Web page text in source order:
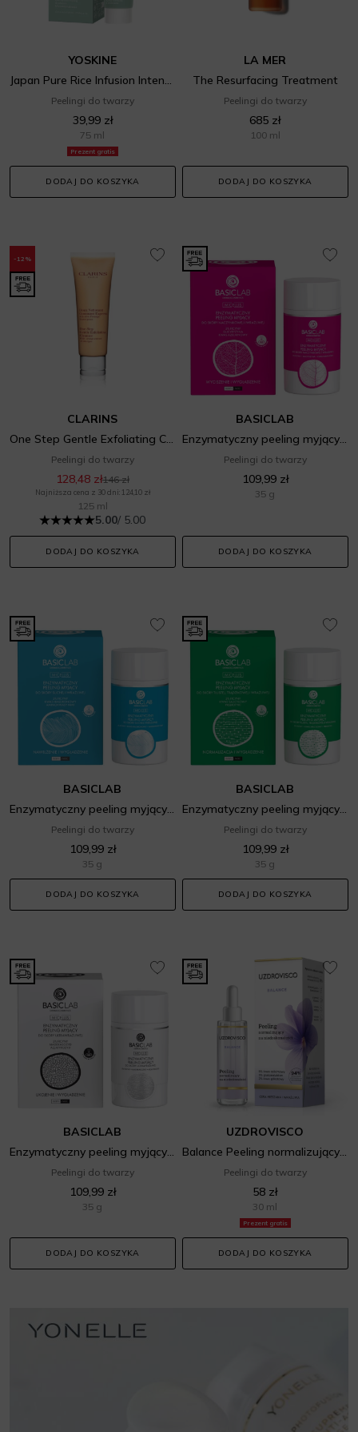
Prezent gratis
YOSKINE
Japan Pure Rice Infusion Intensive Facial Scrub
Peelingi do twarzy
39,99 zł
75 ml
DODAJ DO KOSZYKA
LA MER
The Resurfacing Treatment
Peelingi do twarzy
685 zł
100 ml
DODAJ DO KOSZYKA
-12%
CLARINS
One Step Gentle Exfoliating Cleanser
Peelingi do twarzy
128,48 zł146 zł
Najniższa cena z 30 dni: 124,10 zł
125 ml
5.00/ 5.00
DODAJ DO KOSZYKA
BASICLAB
Enzymatyczny peeling myjący do skóry naczynkowej i wrażliwej
Peelingi do twarzy
109,99 zł
35 g
DODAJ DO KOSZYKA
BASICLAB
Enzymatyczny peeling myjący do skóry suchej i wrażliwej
Peelingi do twarzy
109,99 zł
35 g
DODAJ DO KOSZYKA
BASICLAB
Enzymatyczny peeling myjący do skóry tłustej, trądzikowej i wrażliwej
Peelingi do twarzy
109,99 zł
35 g
DODAJ DO KOSZYKA
BASICLAB
Peelingi do twarzy
109,99 zł
35 g
DODAJ DO KOSZYKA
Prezent gratis
UZDROVISCO
Balance Peeling normalizujący na niedoskonałości
Peelingi do twarzy
58 zł
30 ml
DODAJ DO KOSZYKA